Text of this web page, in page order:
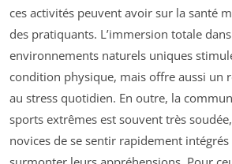
ces activités peuvent avoir sur la santé
des pratiquants. L’immersion totale
environnements naturels uniques
condition physique, mais offre aussi un
au stress quotidien. En outre, la
sports extrêmes est souvent très
novices de se sentir rapidement intégrés